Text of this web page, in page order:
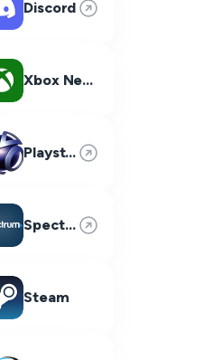
Discord
Xbox Network
Playstation Network
Spectrum
Steam